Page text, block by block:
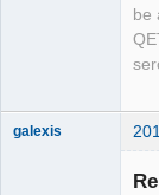
be
galexis